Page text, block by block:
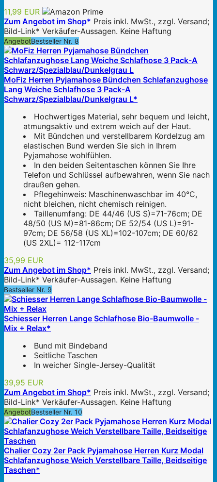
11,99 EUR
Zum Angebot im Shop* Preis inkl. MwSt., zzgl. Versand;
Bild-Link* Verkäufer-Aussagen. Keine Haftung
AngebotBestseller Nr. 8
MoFiz Herren Pyjamahose Bündchen Schlafanzughose
Lang Weiche Schlafhose 3 Pack-A
Schwarz/Spezialblau/Dunkelgrau L*
Hochwertiges Material, sehr bequem und leicht,
atmungsaktiv und extrem weich auf der Haut.
Mit Bündchen und verstellbarem Kordelzug am
elastischen Bund werden Sie sich in Ihrem
Pyjamahose wohlfühlen.
In den beiden Seitentaschen können Sie Ihre
Telefon und Schlüssel aufbewahren, wenn Sie nach
draußen gehen.
Pflegehinweis: Maschinenwaschbar im 40°C,
nicht bleichen, nicht chemisch reinigen.
Taillenumfang: DE 44/46 (US S)=71-76cm; DE
48/50 (US M)=81-86cm; DE 52/54 (US L)=91-
97cm; DE 56/58 (US XL)=102-107cm; DE 60/62
(US 2XL)= 112-117cm
35,99 EUR
Zum Angebot im Shop* Preis inkl. MwSt., zzgl. Versand;
Bild-Link* Verkäufer-Aussagen. Keine Haftung
Bestseller Nr. 9
Schiesser Herren Lange Schlafhose Bio-Baumwolle -
Mix + Relax*
Bund mit Bindeband
Seitliche Taschen
In weicher Single-Jersey-Qualität
39,95 EUR
Zum Angebot im Shop* Preis inkl. MwSt., zzgl. Versand;
Bild-Link* Verkäufer-Aussagen. Keine Haftung
AngebotBestseller Nr. 10
Chalier Cozy 2er Pack Pyjamahose Herren Kurz Modal
Schlafanzughose Weich Verstellbare Taille, Beidseitige
Taschen*